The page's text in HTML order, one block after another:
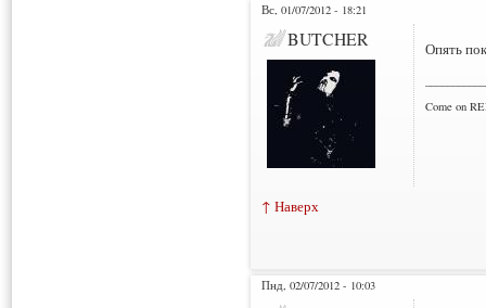
Вс, 01/07/2012 - 18:21
BUTCHER Опять
Come on
↑ Наверх
Пнд, 02/07/2012 - 10:03